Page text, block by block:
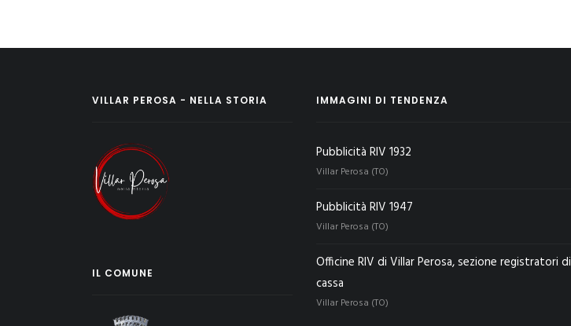
VILLAR PEROSA - NELLA STORIA
IL COMUNE
IMMAGINI DI TENDENZA
Pubblicità RIV 1932
Villar Perosa (TO)
Pubblicità RIV 1947
Villar Perosa (TO)
Officine RIV di Villar Perosa, sezione registratori di
cassa
Villar Perosa (TO)